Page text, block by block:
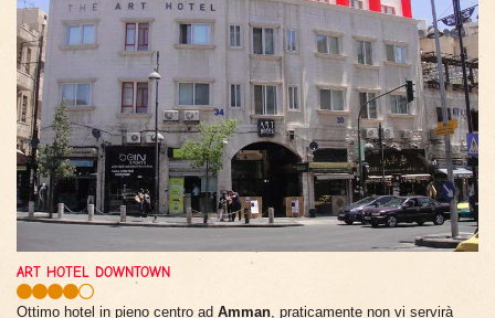
ART HOTEL DOWNTOWN
Ottimo hotel in pieno centro ad Amman, praticamente non vi servirà